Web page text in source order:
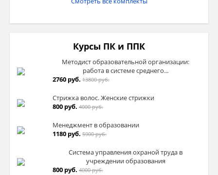
Курсы ПК и ППК
Методист образовательной организации:
работа в системе среднего...
2760 руб. 13800 руб.
Стрижка волос. Женские стрижки
800 руб. 4000 руб.
Менеджмент в образовании
1180 руб. 5900 руб.
Система управления охраной труда в
учреждении образования
800 руб. 4000 руб.